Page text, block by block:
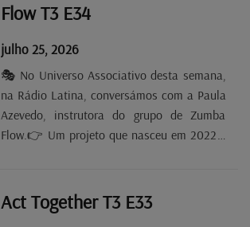
prova de que os jovens fazem a diferença.
📌 "Nenhuma mudança...
Flow T3 E34
julho 25, 2026
🎭 No Universo Associativo desta semana,
na Rádio Latina, conversámos com a Paula
Azevedo, instrutora do grupo de Zumba
Flow.👉 Um projeto que nasceu em 2022 e
para todas as idades.📌 A promessa: não é
preciso saber...
Act Together T3 E33